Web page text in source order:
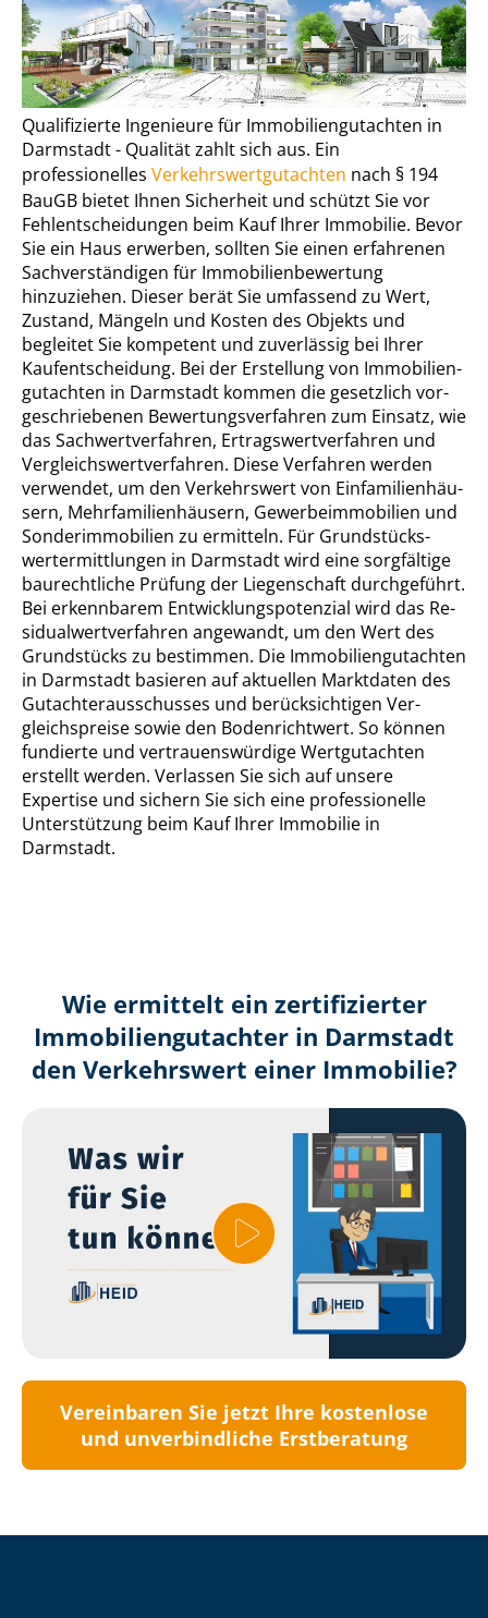
Qualifizierte Ingenieure für Im­mo­bi­li­en­gut­ach­ten in
Darmstadt - Qualität zahlt sich aus. Ein
professionelles Ver­kehrs­wert­gut­ach­ten nach § 194
BauGB bietet Ihnen Sicherheit und schützt Sie vor
Fehl­ent­schei­dun­gen beim Kauf Ihrer Immobilie. Bevor
Sie ein Haus erwerben, sollten Sie einen erfahrenen
Sach­ver­stän­di­gen für Im­mo­bi­li­en­be­wer­tung
hinzuziehen. Dieser berät Sie umfassend zu Wert,
Zustand, Mängeln und Kosten des Objekts und
begleitet Sie kompetent und zuverlässig bei Ihrer
Kauf­ent­schei­dung. Bei der Erstellung von Im­mo­bi­li­en­
gut­ach­ten in Darmstadt kommen die gesetzlich vor­
ge­schrie­be­nen Be­wer­tungs­ver­fah­ren zum Einsatz, wie
das Sach­wert­ver­fah­ren, Er­trags­wert­ver­fah­ren und
Ver­gleichs­wert­ver­fah­ren. Diese Verfahren werden
verwendet, um den Verkehrswert von Ein­fa­mi­li­en­häu­
sern, Mehr­fa­mi­li­en­häu­sern, Ge­wer­be­im­mo­bi­li­en und
Son­der­im­mo­bi­li­en zu ermitteln. Für Grund­stücks­
wert­ermitt­lun­gen in Darmstadt wird eine sorgfältige
baurechtliche Prüfung der Liegenschaft durchgeführt.
Bei erkennbarem Ent­wick­lungs­po­ten­zi­al wird das Re­
si­du­al­wert­ver­fah­ren angewandt, um den Wert des
Grundstücks zu bestimmen. Die Im­mo­bi­li­en­gut­ach­ten
in Darmstadt basieren auf aktuellen Marktdaten des
Gut­ach­ter­aus­schus­ses und berücksichtigen Ver­
gleichs­prei­se sowie den Bodenrichtwert. So können
fundierte und ver­trau­ens­wür­di­ge Wertgutachten
erstellt werden. Verlassen Sie sich auf unsere
Expertise und sichern Sie sich eine professionelle
Unterstützung beim Kauf Ihrer Immobilie in
Darmstadt.
Wie ermittelt ein zertifizierter
Immobilien­gutachter in Darmstadt
den Verkehrswert einer Immobilie?
Vereinbaren Sie jetzt Ihre kostenlose
und unverbindliche Erstberatung